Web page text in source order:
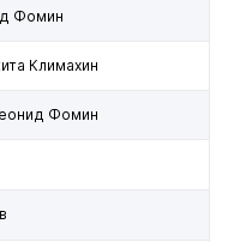
Фомин
Климахин
Фомин